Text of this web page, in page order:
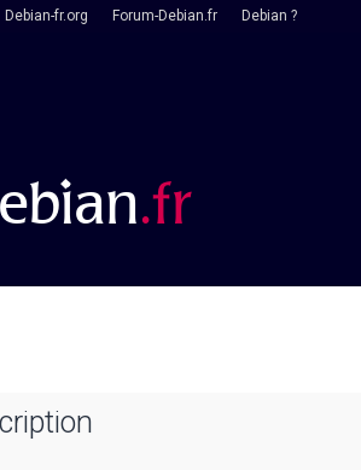
Debian-fr.org Forum-Debian.fr Debian ?